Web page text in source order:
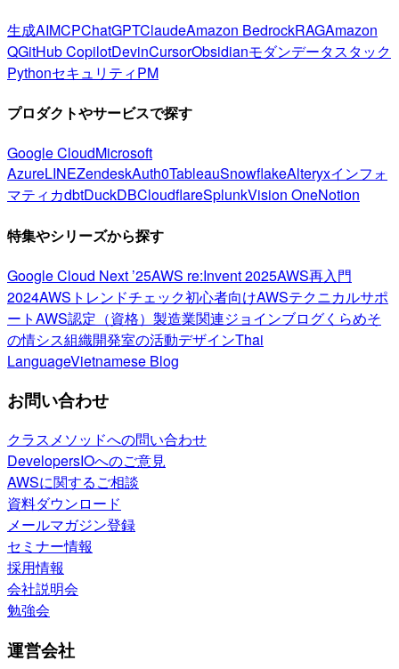
生成AIMCPChatGPTClaudeAmazon BedrockRAGAmazon
QGitHub CopilotDevinCursorObsidianモダンデータスタック
PythonセキュリティPM
プロダクトやサービスで探す
Google CloudMicrosoft
AzureLINEZendeskAuth0TableauSnowflakeAlteryxインフォ
マティカdbtDuckDBCloudflareSplunkVision OneNotion
特集やシリーズから探す
Google Cloud Next ’25AWS re:Invent 2025AWS再入門
2024AWSトレンドチェック初心者向けAWSテクニカルサポ
ートAWS認定（資格） 製造業関連ジョインブログくらめそ
の情シス組織開発室の活動デザインThai
LanguageVietnamese Blog
お問い合わせ
クラスメソッドへの問い合わせ
DevelopersIOへのご意見
AWSに関するご相談
資料ダウンロード
メールマガジン登録
セミナー情報
採用情報
会社説明会
勉強会
運営会社